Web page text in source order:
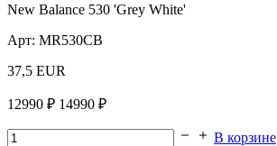
New Balance 530 'Grey White'
Арт: MR530CB
37,5 EUR
12990 ₽ 14990 ₽
В корзине